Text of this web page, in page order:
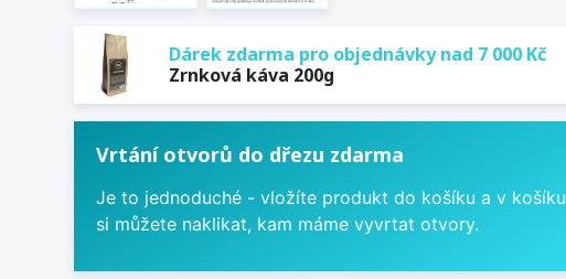
Dárek zdarma pro objednávky nad 7 000 Kč
Zrnková káva 200g
Vrtání otvorů do dřezu zdarma
Je to jednoduché - vložíte produkt do košíku a v košíku
si můžete naklikat, kam máme vyvrtat otvory.